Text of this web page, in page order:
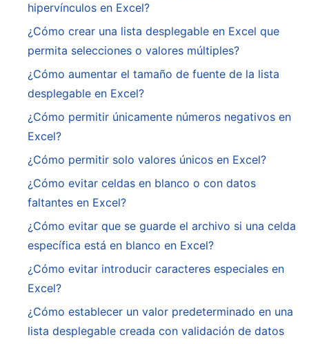
hipervínculos en Excel?
¿Cómo crear una lista desplegable en Excel que
permita selecciones o valores múltiples?
¿Cómo aumentar el tamaño de fuente de la lista
desplegable en Excel?
¿Cómo permitir únicamente números negativos en
Excel?
¿Cómo permitir solo valores únicos en Excel?
¿Cómo evitar celdas en blanco o con datos
faltantes en Excel?
¿Cómo evitar que se guarde el archivo si una celda
específica está en blanco en Excel?
¿Cómo evitar introducir caracteres especiales en
Excel?
¿Cómo establecer un valor predeterminado en una
lista desplegable creada con validación de datos